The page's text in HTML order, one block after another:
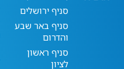
סניף ירושלים
סניף באר שבע
והדרום
סניף ראשון
לציון